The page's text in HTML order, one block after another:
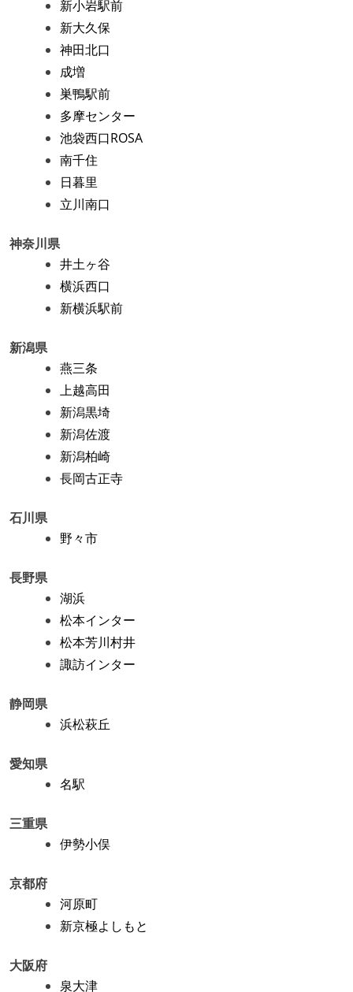
新小岩駅前
新大久保
神田北口
成増
巣鴨駅前
多摩センター
池袋西口ROSA
南千住
日暮里
立川南口
神奈川県
井土ヶ谷
横浜西口
新横浜駅前
新潟県
燕三条
上越高田
新潟黒埼
新潟佐渡
新潟柏崎
長岡古正寺
石川県
野々市
長野県
湖浜
松本インター
松本芳川村井
諏訪インター
静岡県
浜松萩丘
愛知県
名駅
三重県
伊勢小俣
京都府
河原町
新京極よしもと
大阪府
泉大津